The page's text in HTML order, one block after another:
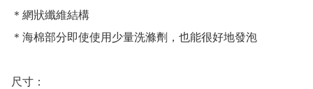
＊網狀纖維結構
＊海棉部分即使使用少量洗滌劑，也能很好地發泡
尺寸：